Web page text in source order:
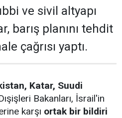
ve sivil altyapı
barış planını tehdit
çağrısı yaptı.
Katar, Suudi
Bakanları, İsrail'in
karşı ortak bir bildiri